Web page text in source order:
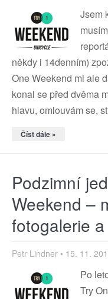
Jsem
někdy i 14denním)
One Weekend mi ale
konal se před dvěma
hlavu, omlouvám se,
Číst dále »
Podzimní
Weekend –
fotogalerie
Petr Lindner 15. 11.
Po
Try